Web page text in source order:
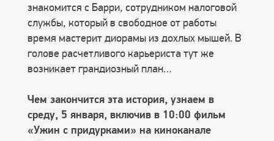
знакомится с Барри, сотрудником налоговой
службы, который в свободное от работы
время мастерит диорамы из дохлых мышей. В
голове расчетливого карьериста тут же
возникает грандиозный план…
Чем закончится эта история, узнаем в
среду, 5 января, включив в 10:00 фильм
«Ужин с придурками» на киноканале